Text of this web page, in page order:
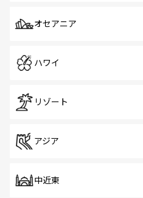
オセアニア
ハワイ
リゾート
アジア
中近東